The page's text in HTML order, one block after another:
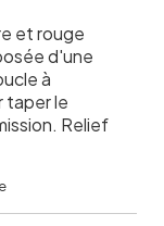
et rouge
d'une
à
taper le
Relief